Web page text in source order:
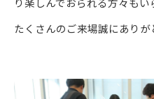
たくさんのご来場誠にありが